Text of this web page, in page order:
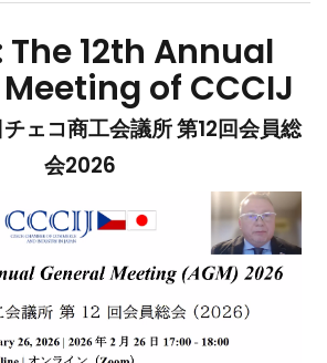
The 12th Annual
of CCCIJ
ェコ商工会議所 第12回会員総
会2026